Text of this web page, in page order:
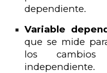
dependiente.
Variable
que se mide
los
independiente.